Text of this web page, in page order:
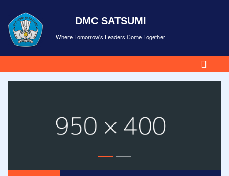
DMC SATSUMI
Where Tomorrow's Leaders Come Together